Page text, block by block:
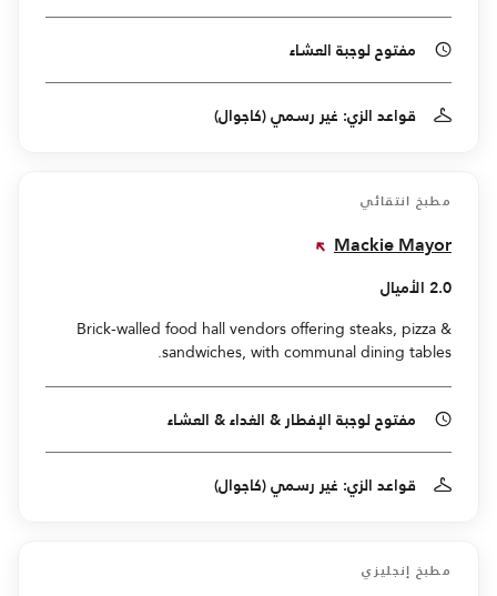
مفتوح لوجبة العشاء
قواعد الزي: غير رسمي (كاجوال)
مطبخ انتقائي
Mackie Mayor
2.0 الأميال
Brick-walled food hall vendors offering steaks, pizza &
sandwiches, with communal dining tables.
مفتوح لوجبة الإفطار & الغداء & العشاء
قواعد الزي: غير رسمي (كاجوال)
مطبخ إنجليزي